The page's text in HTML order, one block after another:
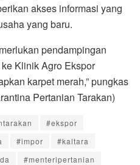
akses informasi yang
yang baru.
pendampingan
Klinik Agro Ekspor
karpet merah,” pungkas
Pertanian Tarakan)
#ekspor
#impor
#kaltara
#menteripertanian